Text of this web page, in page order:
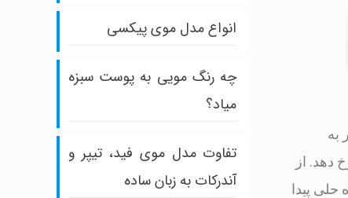
به
دهد. از
حلی پیدا
انواع مدل موی پیکسی
چه رنگ مویی به پوست سبزه
میاد؟
تفاوت مدل موی فید، تیپر و
آندرکات به زبان ساده